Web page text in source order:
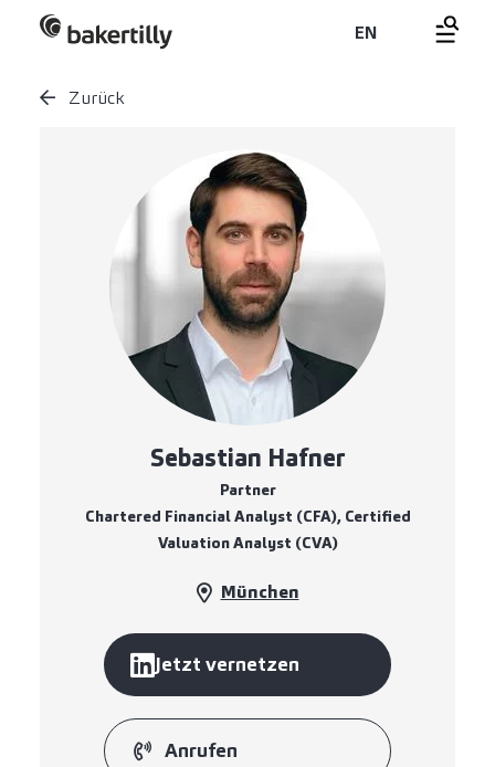
EN
Zurück
Sebastian Hafner
Partner
Chartered Financial Analyst (CFA), Certified
Valuation Analyst (CVA)
München
Jetzt vernetzen
Anrufen